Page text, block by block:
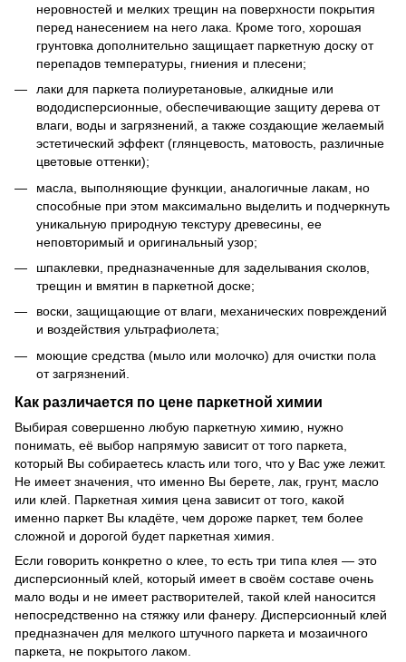
неровностей и мелких трещин на поверхности покрытия
перед нанесением на него лака. Кроме того, хорошая
грунтовка дополнительно защищает паркетную доску от
перепадов температуры, гниения и плесени;
лаки для паркета полиуретановые, алкидные или
вододисперсионные, обеспечивающие защиту дерева от
влаги, воды и загрязнений, а также создающие желаемый
эстетический эффект (глянцевость, матовость, различные
цветовые оттенки);
масла, выполняющие функции, аналогичные лакам, но
способные при этом максимально выделить и подчеркнуть
уникальную природную текстуру древесины, ее
неповторимый и оригинальный узор;
шпаклевки, предназначенные для заделывания сколов,
трещин и вмятин в паркетной доске;
воски, защищающие от влаги, механических повреждений
и воздействия ультрафиолета;
моющие средства (мыло или молочко) для очистки пола
от загрязнений.
Как различается по цене паркетной химии
Выбирая совершенно любую паркетную химию, нужно
понимать, её выбор напрямую зависит от того паркета,
который Вы собираетесь класть или того, что у Вас уже лежит.
Не имеет значения, что именно Вы берете, лак, грунт, масло
или клей. Паркетная химия цена зависит от того, какой
именно паркет Вы кладёте, чем дороже паркет, тем более
сложной и дорогой будет паркетная химия.
Если говорить конкретно о клее, то есть три типа клея — это
дисперсионный клей, который имеет в своём составе очень
мало воды и не имеет растворителей, такой клей наносится
непосредственно на стяжку или фанеру. Дисперсионный клей
предназначен для мелкого штучного паркета и мозаичного
паркета, не покрытого лаком.